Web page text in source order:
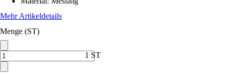
Mehr Artikeldetails
Menge (ST)
1 ST